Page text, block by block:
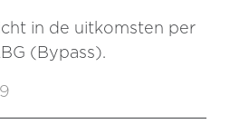
in de uitkomsten per
(Bypass).